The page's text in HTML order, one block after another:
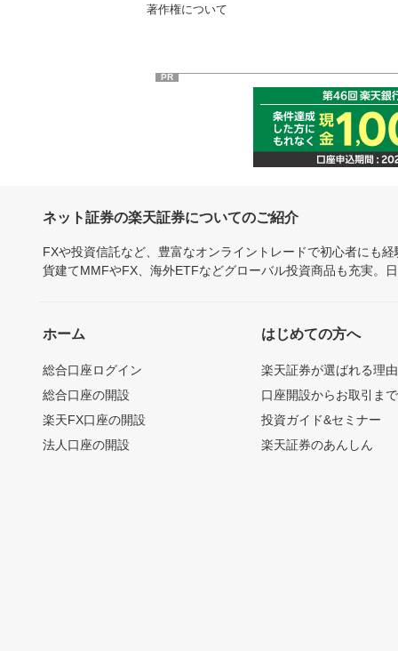
著作権について
PR
ネット証券の楽天証券についてのご紹介
FXや投資信託など、豊富なオンライントレードで初心者にも
貨建てMMFやFX、海外ETFなどグローバル投資商品も充実。
ホーム
総合口座ログイン
総合口座の開設
楽天FX口座の開設
法人口座の開設
はじめての方へ
楽天証券が選ばれる理由
口座開設からお取引ま
投資ガイド&セミナー
楽天証券のあんしん